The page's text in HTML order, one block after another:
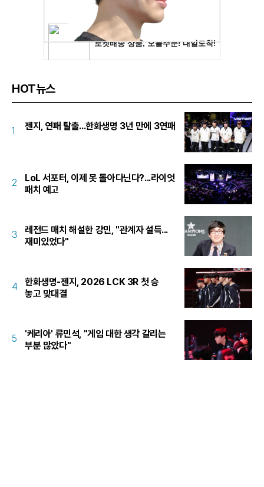
HOT뉴스
1 젠지, 연패 탈출...한화생명 3년 만에 3연패
2
LoL 서포터, 이제 못 돌아다닌다?...라이엇
패치 예고
3
레전드 매치 해설한 강민, "관계자 설득...
재미있었다"
4
한화생명-젠지, 2026 LCK 3R 첫 승
놓고 맞대결
5
'케리아' 류민석, "게임 대한 생각 갈리는
부분 많았다"